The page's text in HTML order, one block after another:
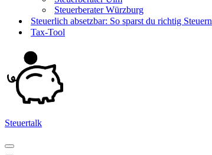
Steuerberater Würzburg
Steuerlich absetzbar: So sparst du richtig Steuern
Tax-Tool
Steuertalk
Navigationsmenü